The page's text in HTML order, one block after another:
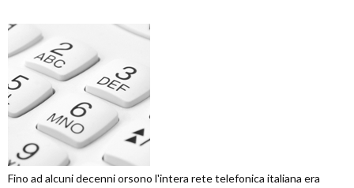
Fino ad alcuni decenni orsono l'intera rete telefonica italiana era